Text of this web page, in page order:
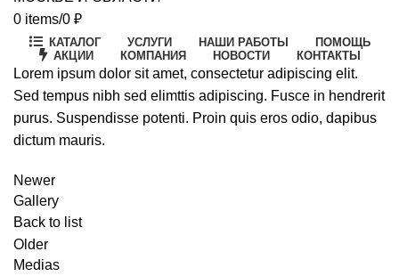
0 items/0 ₽
КАТАЛОГ УСЛУГИ НАШИ РАБОТЫ
ПОМОЩЬ
АКЦИИ
КОМПАНИЯ НОВОСТИ КОНТАКТЫ
Lorem ipsum dolor sit amet, consectetur adipiscing elit.
Sed tempus nibh sed elimttis adipiscing. Fusce in hendrerit
purus. Suspendisse potenti. Proin quis eros odio, dapibus
dictum mauris.
Newer
Gallery
Back to list
Older
Medias